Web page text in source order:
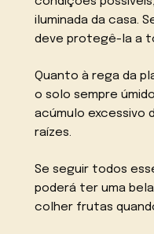
iluminada da casa.
deve protegê-la a
Quanto à rega da
o solo sempre
acúmulo excessivo
raízes.
Se seguir todos
poderá ter uma
colher frutas